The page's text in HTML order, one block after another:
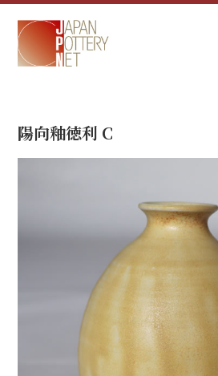
陽向釉徳利 C